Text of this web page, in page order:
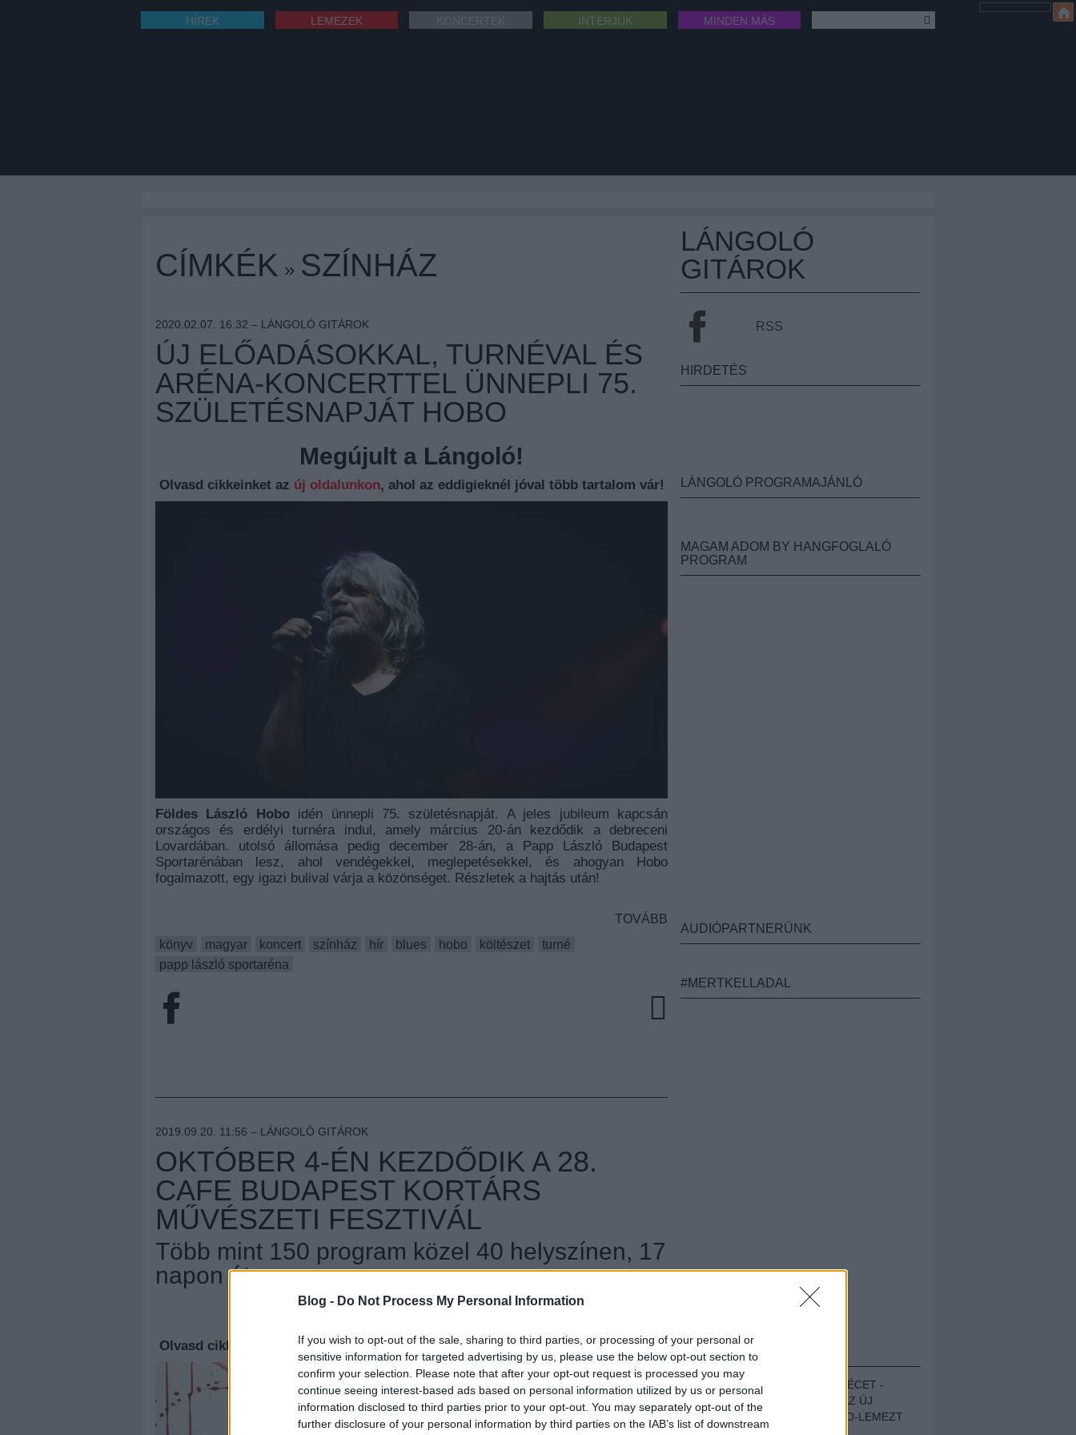
Blog - Do Not Process My Personal Information
If you wish to opt-out of the sale, sharing to third parties, or processing of your personal or
sensitive information for targeted advertising by us, please use the below opt-out section to
confirm your selection. Please note that after your opt-out request is processed you may
continue seeing interest-based ads based on personal information utilized by us or personal
information disclosed to third parties prior to your opt-out. You may separately opt-out of the
further disclosure of your personal information by third parties on the IAB’s list of downstream
HÍREK LEMEZEK INTERJÚK MINDEN MÁS
CÍMKÉK » SZÍNHÁZ
2020.02.07. 16:32 – LÁNGOLÓ GITÁROK
ÚJ ELŐADÁSOKKAL, TURNÉVAL ÉS
ARÉNA-KONCERTTEL ÜNNEPLI 75.
SZÜLETÉSNAPJÁT HOBO
Megújult a Lángoló!
Olvasd cikkeinket az új oldalunkon, ahol az eddigieknél jóval több tartalom vár!
Földes László Hoboidén ünnepli 75. születésnapját. A jeles jubileum kapcsán
országos és erdélyi turnéra indul, amely március 20-án kezdődik a debreceni
Lovardában. utolsó állomása pedig december 28-án, a Papp László Budapest
Sportarénában lesz, ahol vendégekkel, meglepetésekkel, és ahogyan Hobo
fogalmazott, egy igazi bulival várja a közönséget. Részletek a hajtás után!
TOVÁBB
könyv
magyar koncert színház hír blues hobo költészet
turné
papp lászló sportaréna
2019.09.20. 11:56 – LÁNGOLÓ GITÁROK
OKTÓBER 4-ÉN KEZDŐDIK A 28.
CAFE BUDAPEST KORTÁRS
MŰVÉSZETI FESZTIVÁL
Több mint 150 program közel 40 helyszínen, 17
napon át
Olvasd cikkeinket az új oldalunkon, ahol az eddigieknél jóval több tartalom vár!
LÁNGOLÓ
GITÁROK
RSS
HIRDETÉS
LÁNGOLÓ PROGRAMAJÁNLÓ
MAGAM ADOM BY HANGFOGLALÓ
PROGRAM
AUDIÓPARTNERÜNK
#MERTKELLADAL
EZT HALLGASD!
MEGUGROTTÁK A LÉCET -
MEGHALLGATTUK AZ ÚJ
PROTEST THE HERO-LEMEZT